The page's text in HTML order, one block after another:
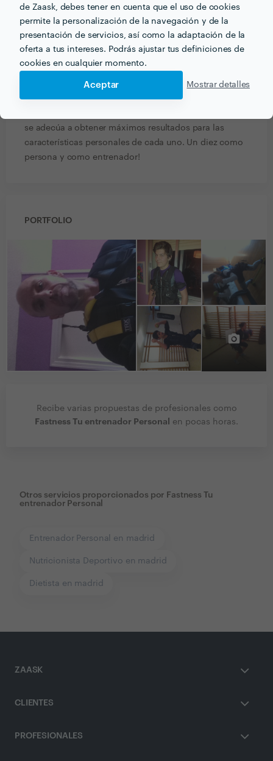
de Zaask, debes tener en cuenta que el uso de cookies
permite la personalización de la navegación y de la
presentación de servicios, así como la adaptación de la
oferta a tus intereses. Podrás ajustar tus definiciones de
cookies en cualquier momento.
Aceptar Mostrar detalles
Aida Hernandez
Entrenador personal electroestimulación
4 may. 2015
Javier ofrece flexibilidad plena: se adapta a tus
horarios cada día y acude a entrenarte a dónde le
se adecúa a obtener máximos resultados para las
características personales de cada uno. Un diez como
persona y como entrenador!
PORTFOLIO
Recibe varias propuestas de profesionales como
Fastness Tu entrenador Personal
en pocas horas.
Otros servicios proporcionados por Fastness Tu
entrenador Personal
Entrenador Personal en madrid
Nutricionista Deportivo en madrid
Dietista en madrid
ZAASK
CLIENTES
PROFESIONALES